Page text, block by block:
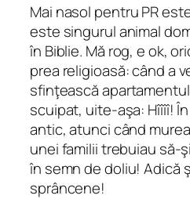
Mai nasol pentru PR
este singurul animal
în Biblie. Mă rog, e ok,
prea religioasă: când a
sfinţească
scuipat, uite-aşa: Hîîîî!
antic, atunci când
unei familii trebuiau să-
în semn de doliu! Adică
sprâncene!